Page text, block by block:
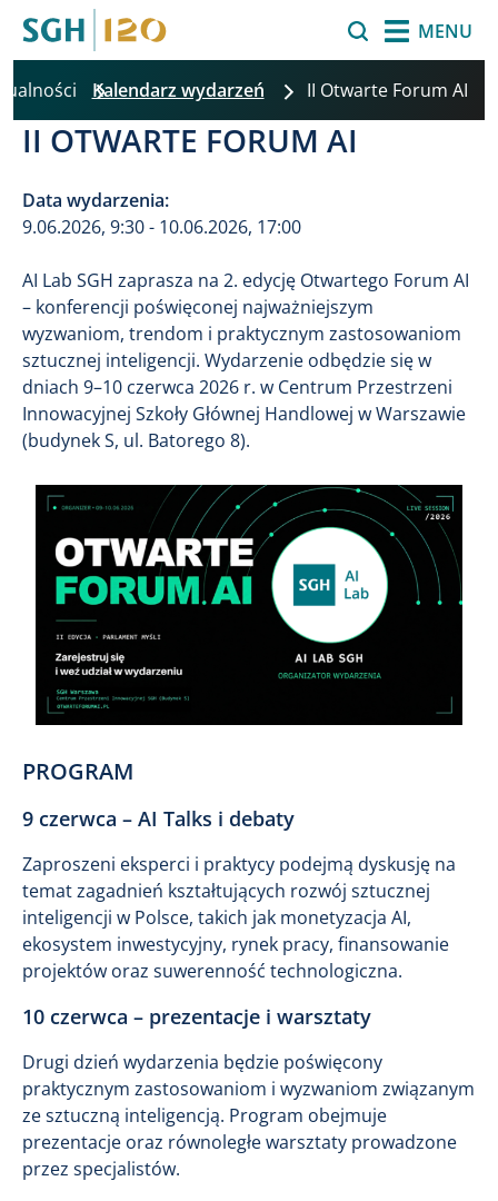
MENU
Kalendarz wydarzeń II Otwarte Forum AI
II OTWARTE FORUM AI
Data wydarzenia:
9.06.2026, 9:30 - 10.06.2026, 17:00
AI Lab SGH zaprasza na 2. edycję Otwartego Forum AI
– konferencji poświęconej najważniejszym
wyzwaniom, trendom i praktycznym zastosowaniom
sztucznej inteligencji. Wydarzenie odbędzie się w
dniach 9–10 czerwca 2026 r. w Centrum Przestrzeni
Innowacyjnej Szkoły Głównej Handlowej w Warszawie
(budynek S, ul. Batorego 8).
PROGRAM
9 czerwca – AI Talks i debaty
Zaproszeni eksperci i praktycy podejmą dyskusję na
temat zagadnień kształtujących rozwój sztucznej
inteligencji w Polsce, takich jak monetyzacja AI,
ekosystem inwestycyjny, rynek pracy, finansowanie
projektów oraz suwerenność technologiczna.
10 czerwca – prezentacje i warsztaty
Drugi dzień wydarzenia będzie poświęcony
praktycznym zastosowaniom i wyzwaniom związanym
ze sztuczną inteligencją. Program obejmuje
prezentacje oraz równoległe warsztaty prowadzone
przez specjalistów.